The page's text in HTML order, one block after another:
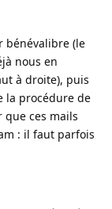
bénévalibre (le
nous en
à droite), puis
la procédure de
ces mails
: il faut parfois